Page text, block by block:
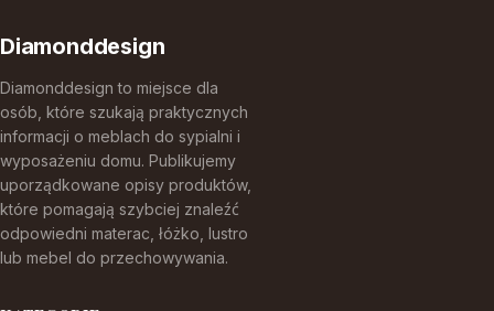
Diamonddesign
Diamonddesign to miejsce dla
osób, które szukają praktycznych
informacji o meblach do sypialni i
wyposażeniu domu. Publikujemy
uporządkowane opisy produktów,
które pomagają szybciej znaleźć
odpowiedni materac, łóżko, lustro
lub mebel do przechowywania.